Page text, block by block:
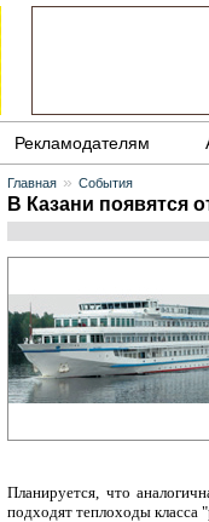
Рекламодателям
Главная » События
В Казани появятся
Планируется, что
подходят теплоходы класса